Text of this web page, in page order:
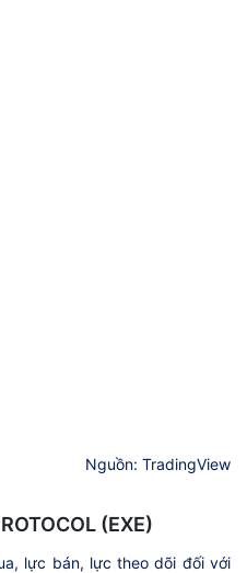
Nguồn: TradingView
(EXE)
lực bán, lực theo dõi đối với